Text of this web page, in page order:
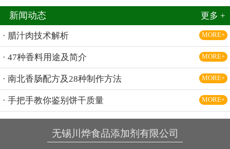
新闻动态 更多 +
· 腊汁肉技术解析 MORE+
· 47种香料用途及简介 MORE+
· 南北香肠配方及28种制作方法 MORE+
· 手把手教你鉴别饼干质量 MORE+
无锡川烨食品添加剂有限公司